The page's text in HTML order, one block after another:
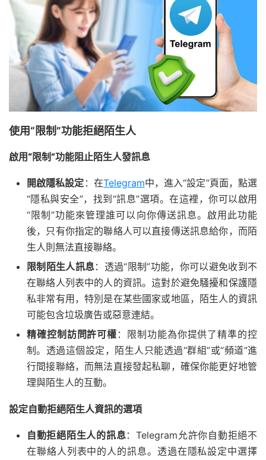
使用“限制”功能拒絕陌生人
啟用“限制”功能阻止陌生人發訊息
開啟隱私設定 ：在Telegram中，進入“設定”頁面，點選
“隱私與安全”，找到“訊息”選項。在這裡，你可以啟用
“限制”功能來管理誰可以向你傳送訊息。啟用此功能
後，只有你指定的聯絡人可以直接傳送訊息給你，而陌
生人則無法直接聯絡。
限制陌生人訊息：透過“限制”功能，你可以避免收到不
在聯絡人列表中的人的資訊。這對於避免騷擾和保護隱
私非常有用，特別是在某些國家或地區，陌生人的資訊
可能包含垃圾廣告或惡意連結。
精確控制訪問許可權 ：限制功能為你提供了精準的控
制。透過這個設定，陌生人只能透過“群組”或“頻道”進
行間接聯絡，而無法直接發起私聊，確保你能更好地管
理與陌生人的互動。
設定自動拒絕陌生人資訊的選項
自動拒絕陌生人的訊息：Telegram允許你自動拒絕不
在聯絡人列表中的人的訊息。透過在隱私設定中選擇